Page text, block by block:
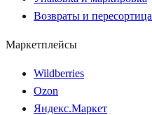
Возвраты и пересортица
Маркетплейсы
Wildberries
Ozon
Яндекс.Маркет